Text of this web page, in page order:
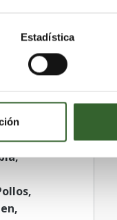
Estadística